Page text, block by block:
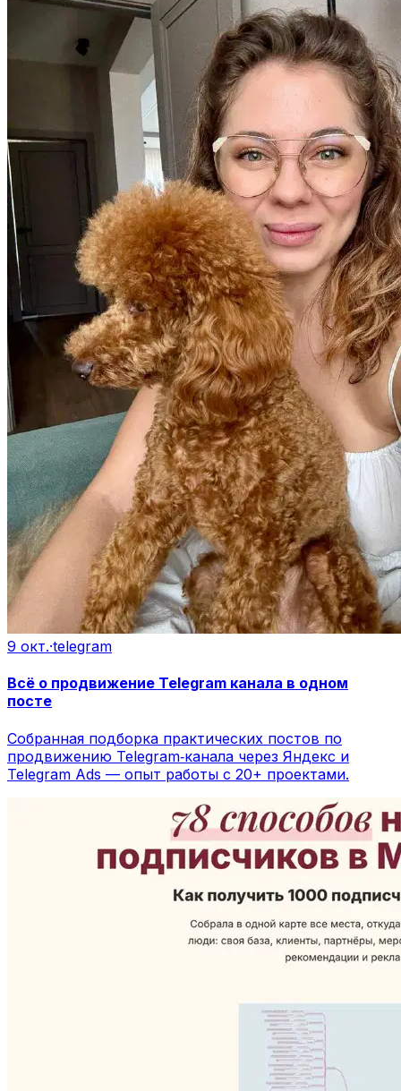
9 окт.·telegram
Всё о продвижение Telegram канала в одном
посте
Собранная подборка практических постов по
продвижению Telegram‑канала через Яндекс и
Telegram Ads — опыт работы с 20+ проектами.